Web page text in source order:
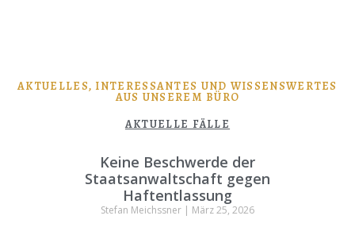
AKTUELLES, INTERESSANTES UND WISSENSWERTES
AUS UNSEREM BÜRO
AKTUELLE FÄLLE
Keine Beschwerde der
Staatsanwaltschaft gegen
Haftentlassung
Stefan Meichssner
März 25, 2026